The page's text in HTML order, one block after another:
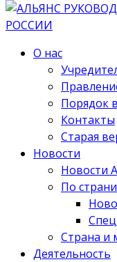
О нас
Порядок
Контакты
Старая
Новости
Новости
По
Страна и
Деятельность